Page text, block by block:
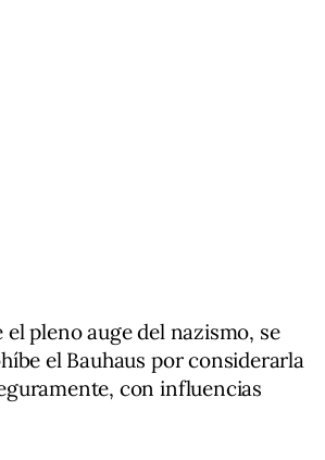
el pleno auge del nazismo, se
el Bauhaus por considerarla
con influencias